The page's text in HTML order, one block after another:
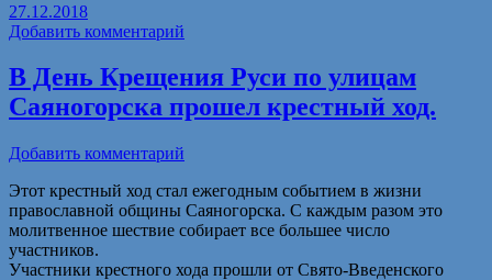
27.12.2018
Добавить комментарий
В День Крещения Руси по улицам
Саяногорска прошел крестный ход.
Добавить комментарий
Этот крестный ход стал ежегодным событием в жизни
православной общины Саяногорска. С каждым разом это
молитвенное шествие собирает все большее число
участников.
Участники крестного хода прошли от Свято-Введенского